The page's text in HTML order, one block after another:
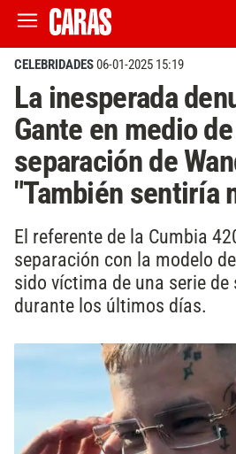
CELEBRIDADES06-01-2025 15:19
La inesperada
Gante en medio
separación de
"También sentiría
El referente de la Cumbia
separación con la modelo
sido víctima de una serie
durante los últimos días.